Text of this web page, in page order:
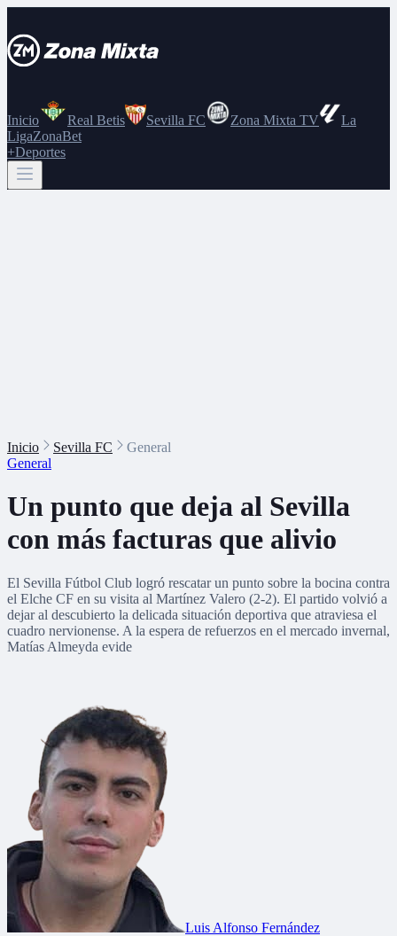
Inicio Real Betis Sevilla FC Zona Mixta TV
La
LigaZonaBet
+Deportes
Inicio Sevilla FC
General
General
Un punto que deja al Sevilla
con más facturas que alivio
El Sevilla Fútbol Club logró rescatar un punto sobre la bocina contra
el Elche CF en su visita al Martínez Valero (2-2). El partido volvió a
dejar al descubierto la delicada situación deportiva que atraviesa el
cuadro nervionense. A la espera de refuerzos en el mercado invernal,
Matías Almeyda evide
Luis Alfonso Fernández